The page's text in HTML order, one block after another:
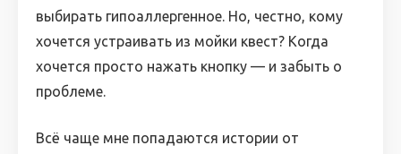
выбирать гипоаллергенное. Но, честно, кому
хочется устраивать из мойки квест? Когда
хочется просто нажать кнопку — и забыть о
проблеме.
Всё чаще мне попадаются истории от